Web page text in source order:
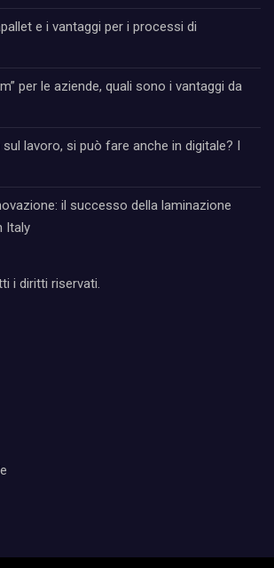
e i vantaggi per i processi di
per le aziende, quali sono i vantaggi da
lavoro, si può fare anche in digitale? I
il successo della laminazione
Italy
i diritti riservati.